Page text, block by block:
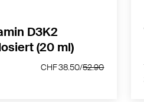
CHF 38.50/52.90
D3K2
(20 ml)
CHF 38.50/52.90